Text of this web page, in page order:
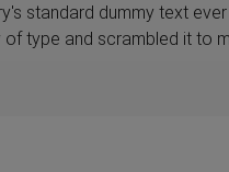
standard dummy text
type and scrambled it to